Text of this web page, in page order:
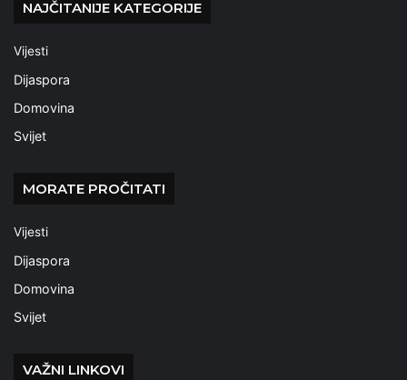
NAJČITANIJE KATEGORIJE
Vijesti
Dijaspora
Domovina
Svijet
MORATE PROČITATI
Vijesti
Dijaspora
Domovina
Svijet
VAŽNI LINKOVI